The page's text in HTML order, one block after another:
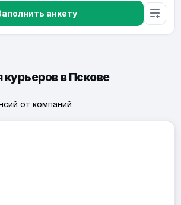
анкету
в Пскове
от компаний